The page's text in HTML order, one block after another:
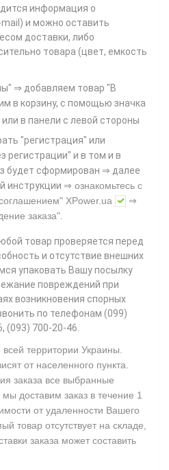
информация о
и можно оставить
доставки, либо
товара (цвет, емкость
⇒ добавляем товар "В
в корзину, с помощью значка
в панели с левой стороны
"регистрация" или
регистрации" и в том и в
будет сформирован ⇒ далее
инструкции ⇒ ознакомьтесь с
XPower.ua
⇒
заказа"
товар проверяется перед
и отсутствие внешних
упаковать Вашу посылку
повреждений при
возникновения спорных
по телефонам (099)
(093) 700-20-46.
территории Украины.
от населенного пункта.
заказа все выбранные
доставим заказ в течение 1
от удаленности Вашего
товар отсутствует на складе,
заказа может составить